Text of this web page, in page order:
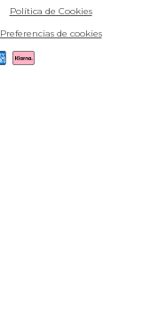
Política de Cookies
Preferencias de cookies